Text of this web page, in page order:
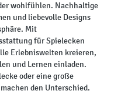
wohlfühlen. Nachhaltige
und liebevolle Designs
Mit
für Spielecken
Erlebniswelten kreieren,
und Lernen einladen.
oder eine große
den Unterschied.